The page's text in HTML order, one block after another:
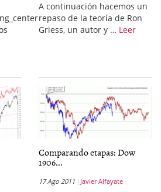
A continuación hacemos un
repaso de la teoría de Ron
Griess, un autor y … Leer
Comparando etapas: Dow
1906...
17 Ago 2011 Javier Alfayate